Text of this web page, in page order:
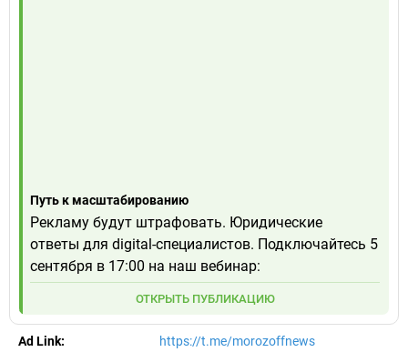
Путь к масштабированию
Рекламу будут штрафовать. Юридические
ответы для digital-специалистов. Подключайтесь 5
сентября в 17:00 на наш вебинар:
ОТКРЫТЬ ПУБЛИКАЦИЮ
Ad Link: https://t.me/morozoffnews